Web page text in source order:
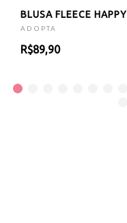
BLUSA FLEECE HAPPY
ADOPTA
R$89,90